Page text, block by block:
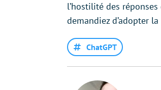
l’hostilité des
demandiez d’adopter
ChatGPT